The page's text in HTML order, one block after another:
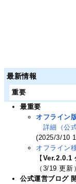
最新情報
重要
最重要
オフライン
詳細（公
(2025/3/10
オフライン
【Ver.2.0.1
（3/19 更新）
公式運営ブログ